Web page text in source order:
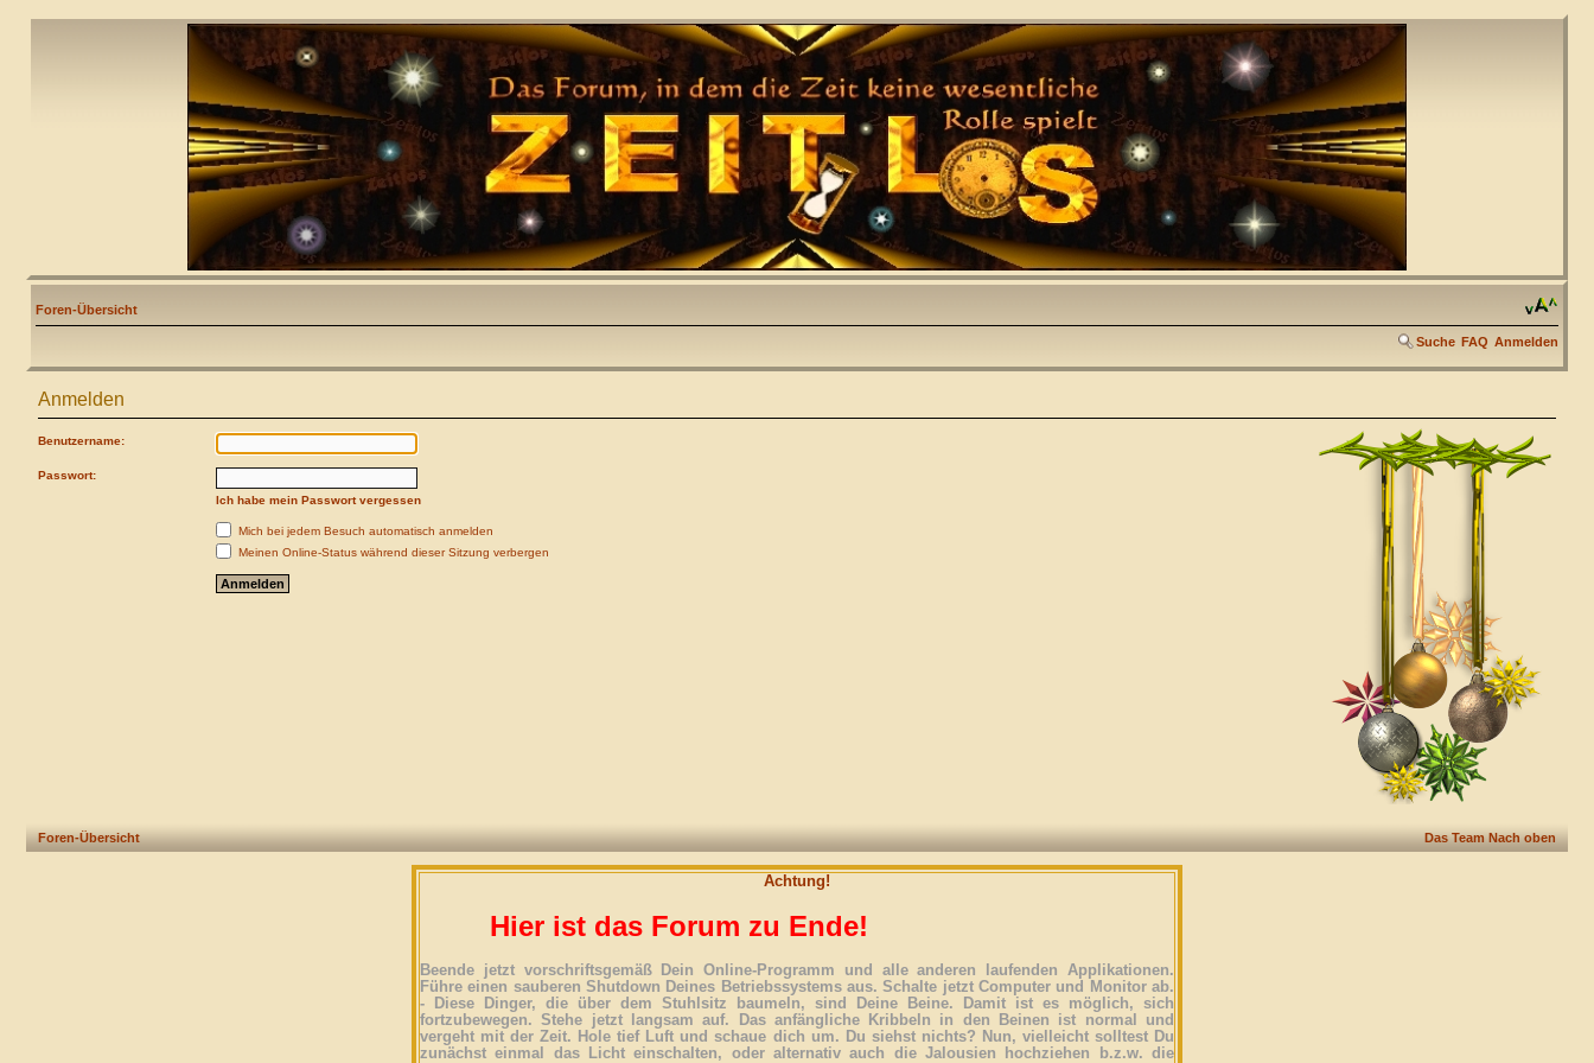
Foren-Übersicht
Suche FAQ Anmelden
Anmelden
Benutzername:
Passwort:
Ich habe mein Passwort vergessen
Mich bei jedem Besuch automatisch anmelden
Meinen Online-Status während dieser Sitzung verbergen
Foren-Übersicht Das Team Nach oben
Achtung!
Hier ist das Forum zu Ende!
Beende jetzt vorschriftsgemäß Dein Online-Programm und alle anderen laufenden Applikationen.
Führe einen sauberen Shutdown Deines Betriebssystems aus. Schalte jetzt Computer und Monitor ab.
- Diese Dinger, die über dem Stuhlsitz baumeln, sind Deine Beine. Damit ist es möglich, sich
fortzubewegen. Stehe jetzt langsam auf. Das anfängliche Kribbeln in den Beinen ist normal und
vergeht mit der Zeit. Hole tief Luft und schaue dich um. Du siehst nichts? Nun, vielleicht solltest Du
zunächst einmal das Licht einschalten, oder alternativ auch die Jalousien hochziehen b.z.w. die